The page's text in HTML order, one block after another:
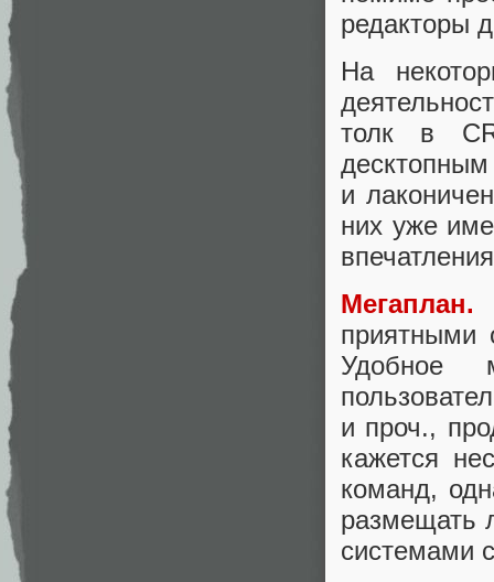
редакторы
На
толк в
и
них уже
Мегаплан.
Удобное
и проч.,
кажется
команд,
размещать
системами